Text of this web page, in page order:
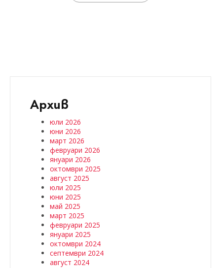
Архив
юли 2026
юни 2026
март 2026
февруари 2026
януари 2026
октомври 2025
август 2025
юли 2025
юни 2025
май 2025
март 2025
февруари 2025
януари 2025
октомври 2024
септември 2024
август 2024